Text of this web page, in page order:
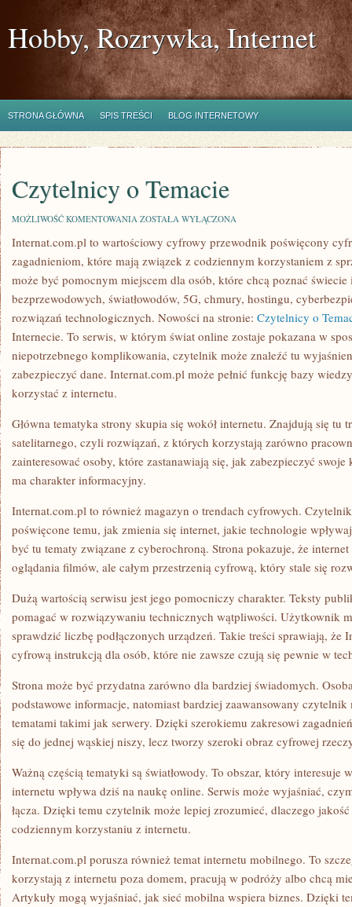
Hobby, Rozrywka, Internet
STRONA GŁÓWNA SPIS TREŚCI BLOG INTERNETOWY
Czytelnicy o Temacie
MOŻLIWOŚĆ KOMENTOWANIA CZYTELNICY
TEMACIE
ZOSTAŁA WYŁĄCZONA
Internat.com.pl to wartościowy cyfrowy przewodnik poświęcony
zagadnieniom, które mają związek z codziennym korzystaniem z
może być pomocnym miejscem dla osób, które chcą poznać świecie
bezprzewodowych, światłowodów, 5G, chmury, hostingu,
rozwiązań technologicznych. Nowości na stronie: Czytelnicy o
Internecie. To serwis, w którym świat online zostaje pokazana w
niepotrzebnego komplikowania, czytelnik może znaleźć tu
zabezpieczyć dane. Internat.com.pl może pełnić funkcję bazy
korzystać z internetu.
Główna tematyka strony skupia się wokół internetu. Znajdują się tu
satelitarnego, czyli rozwiązań, z których korzystają zarówno
zainteresować osoby, które zastanawiają się, jak zabezpieczyć
ma charakter informacyjny.
Internat.com.pl to również magazyn o trendach cyfrowych.
poświęcone temu, jak zmienia się internet, jakie technologie
być tu tematy związane z cyberochroną. Strona pokazuje, że
oglądania filmów, ale całym przestrzenią cyfrową, który stale się
Dużą wartością serwisu jest jego pomocniczy charakter. Teksty
pomagać w rozwiązywaniu technicznych wątpliwości. Użytkownik
sprawdzić liczbę podłączonych urządzeń. Takie treści sprawiają, że
cyfrową instrukcją dla osób, które nie zawsze czują się pewnie w
Strona może być przydatna zarówno dla bardziej świadomych.
podstawowe informacje, natomiast bardziej zaawansowany czytelnik
tematami takimi jak serwery. Dzięki szerokiemu zakresowi
się do jednej wąskiej niszy, lecz tworzy szeroki obraz cyfrowej
Ważną częścią tematyki są światłowody. To obszar, który interesuje
internetu wpływa dziś na naukę online. Serwis może wyjaśniać,
łącza. Dzięki temu czytelnik może lepiej zrozumieć, dlaczego jakość
codziennym korzystaniu z internetu.
Internat.com.pl porusza również temat internetu mobilnego. To
korzystają z internetu poza domem, pracują w podróży albo chcą
Artykuły mogą wyjaśniać, jak sieć mobilna wspiera biznes. Dzięki